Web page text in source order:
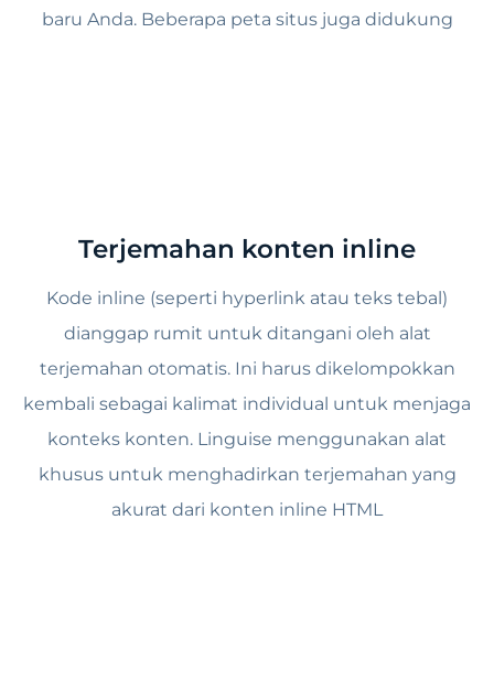
baru Anda. Beberapa peta situs juga didukung
Terjemahan konten inline
Kode inline (seperti hyperlink atau teks tebal)
dianggap rumit untuk ditangani oleh alat
terjemahan otomatis. Ini harus dikelompokkan
kembali sebagai kalimat individual untuk menjaga
konteks konten. Linguise menggunakan alat
khusus untuk menghadirkan terjemahan yang
akurat dari konten inline HTML